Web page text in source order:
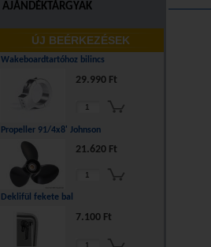
AJÁNDÉKTÁRGYAK
ÚJ BEÉRKEZÉSEK
Wakeboardtartóhoz bilincs
29.990 Ft
Propeller 91/4x8' Johnson
21.620 Ft
Deklifül fekete bal
7.100 Ft